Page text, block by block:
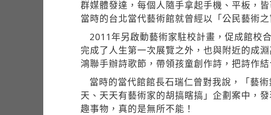
群媒體發達，每個人隨手拿起手機、平板，
當時的台北當代藝術館就曾經以「公民藝術
2011年另啟動藝術家駐校計畫，促成館校
完成了人生第一次展覽之外，也與附近的成
鴻聯手辦詩歌節，帶領孩童創作詩，把詩作
當時的當代館館長石瑞仁曾對我說，「藝
天、天天有藝術家的胡搞瞎搞」企劃案中，
趣事物，真的是無所不能！